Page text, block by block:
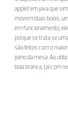
applet em java que
movem duas bolas,
em funcionamento,
porque se trata se
são feitos com o
pano da mesa. Ao
bola branca, tal com